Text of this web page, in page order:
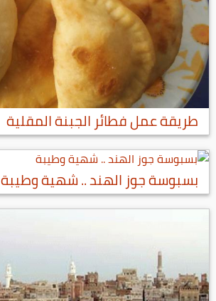
طريقة عمل فطائر الجبنة المقلية
بسبوسة جوز الهند .. شهية وطيبة